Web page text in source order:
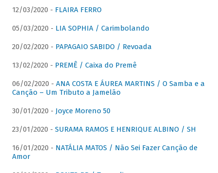
12/03/2020 - FLAIRA FERRO
05/03/2020 - LIA SOPHIA / Carimbolando
20/02/2020 - PAPAGAIO SABIDO / Revoada
13/02/2020 - PREMÊ / Caixa do Premê
06/02/2020 - ANA COSTA E ÁUREA MARTINS / O Samba e a
Canção – Um Tributo a Jamelão
30/01/2020 - Joyce Moreno 50
23/01/2020 - SURAMA RAMOS E HENRIQUE ALBINO / SH
16/01/2020 - NATÁLIA MATOS / Não Sei Fazer Canção de
Amor